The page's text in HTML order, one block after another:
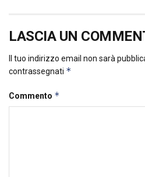
LASCIA UN
Il tuo indirizzo email non sarà
contrassegnati *
Commento *